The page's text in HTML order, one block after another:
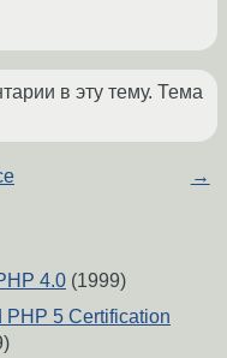
в эту тему. Тема
→
4.0 (1999)
5 Certification